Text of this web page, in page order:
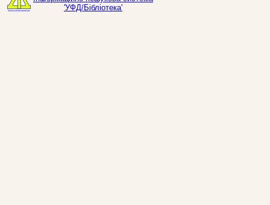
'УФД/Бібліотека'